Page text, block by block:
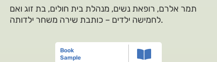
תמר אלרם, רופאת נשים, מנהלת בית חולים, בת זוג ואם
לחמישה ילדים – כותבת שירה משחר ילדותה.
Book
Sample